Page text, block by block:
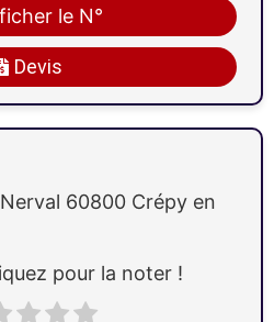
Devis
le N°
60800 Crépy en
pour la noter !